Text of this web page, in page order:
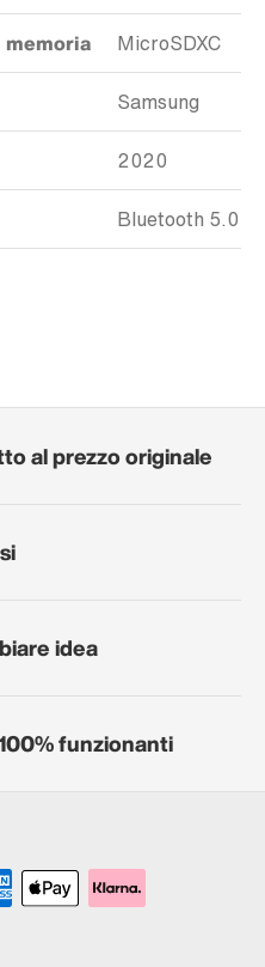
memoria MicroSDXC
Samsung
2020
Bluetooth 5.0
al prezzo originale
idea
funzionanti